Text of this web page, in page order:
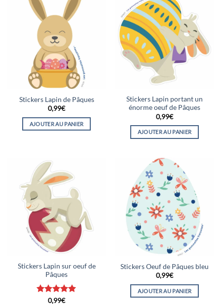
Stickers Lapin de Pâques
0,99€
AJOUTER AU PANIER
Stickers Lapin portant un
énorme oeuf de Pâques
0,99€
AJOUTER AU PANIER
Stickers Lapin sur oeuf de
Pâques
Note5sur
0,99€
Stickers Oeuf de Pâques bleu
0,99€
AJOUTER AU PANIER